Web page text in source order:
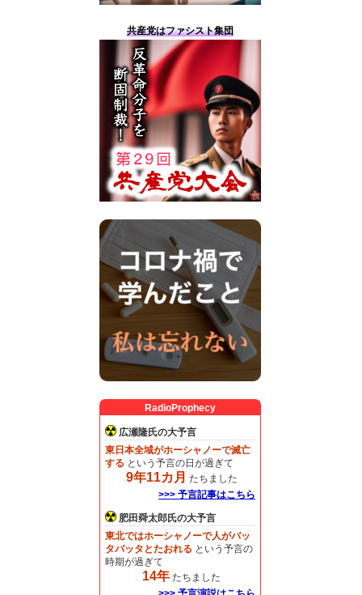
共産党はファシスト集団